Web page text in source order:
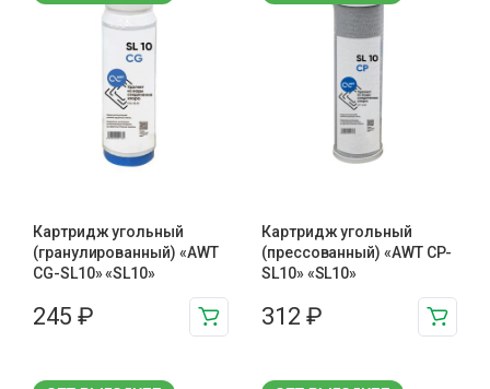
Картридж угольный
(гранулированный) «AWT
CG-SL10» «SL10»
245 ₽
Картридж угольный
(прессованный) «AWT CP-
SL10» «SL10»
312 ₽